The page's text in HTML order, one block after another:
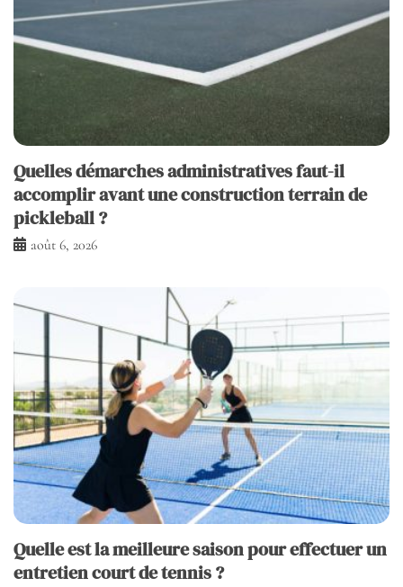
Quelles démarches administratives faut-il
accomplir avant une construction terrain de
pickleball ?
août 6, 2026
Quelle est la meilleure saison pour effectuer un
entretien court de tennis ?